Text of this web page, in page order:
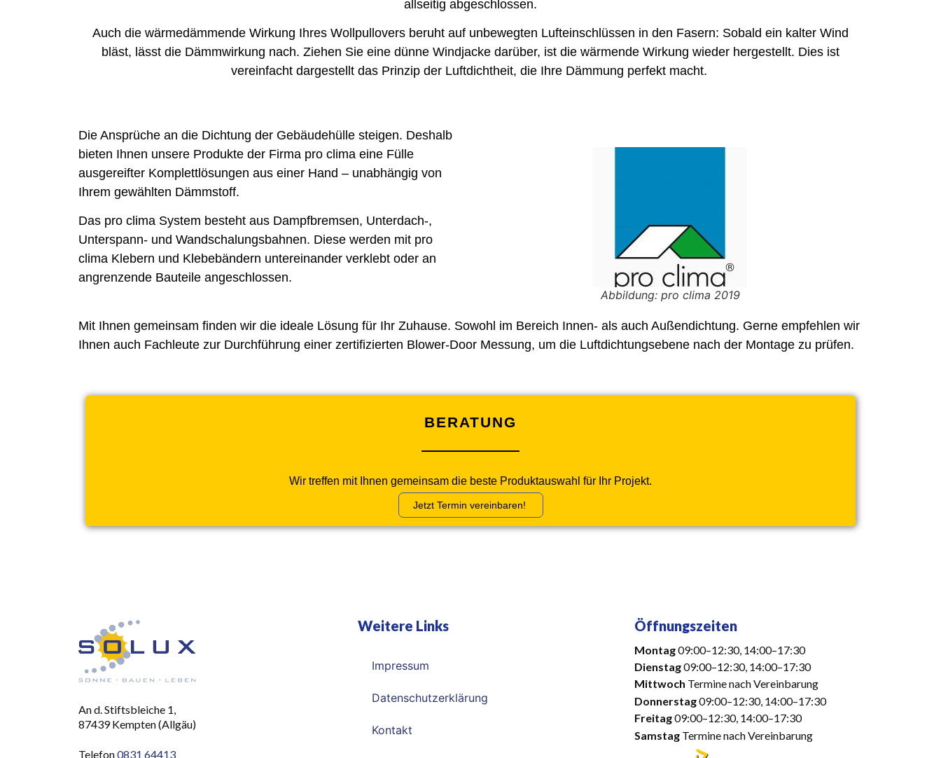
allseitig abgeschlossen.
Auch die wärmedämmende Wirkung Ihres Wollpullovers beruht auf unbewegten Lufteinschlüssen in den Fasern: Sobald ein kalter Wind
bläst, lässt die Dämmwirkung nach. Ziehen Sie eine dünne Windjacke darüber, ist die wärmende Wirkung wieder hergestellt. Dies ist
vereinfacht dargestellt das Prinzip der Luftdichtheit, die Ihre Dämmung perfekt macht.
Die Ansprüche an die Dichtung der Gebäudehülle steigen. Deshalb
bieten Ihnen unsere Produkte der Firma pro clima eine Fülle
ausgereifter Komplettlösungen aus einer Hand – unabhängig von
Ihrem gewählten Dämmstoff.
Das pro clima System besteht aus Dampfbremsen, Unterdach-,
Unterspann- und Wandschalungsbahnen. Diese werden mit pro
clima Klebern und Klebebändern untereinander verklebt oder an
angrenzende Bauteile angeschlossen.
Abbildung: pro clima 2019
Mit Ihnen gemeinsam finden wir die ideale Lösung für Ihr Zuhause. Sowohl im Bereich Innen- als auch Außendichtung. Gerne empfehlen wir
Ihnen auch Fachleute zur Durchführung einer zertifizierten Blower-Door Messung, um die Luftdichtungsebene nach der Montage zu prüfen.
BERATUNG
Wir treffen mit Ihnen gemeinsam die beste Produktauswahl für Ihr Projekt.
Jetzt Termin vereinbaren!
An d. Stiftsbleiche 1,
87439 Kempten (Allgäu)
Telefon0831 64413
Weitere Links
Impressum
Datenschutzerklärung
Kontakt
Öffnungszeiten
Montag09:00–12:30, 14:00–17:30
Dienstag09:00–12:30, 14:00–17:30
Mittwoch Termine nach Vereinbarung
Donnerstag09:00–12:30, 14:00–17:30
Freitag09:00–12:30, 14:00–17:30
Samstag Termine nach Vereinbarung